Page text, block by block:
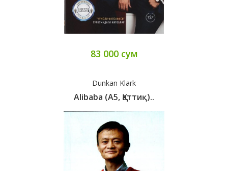
83 000 сум
Dunkan Klark
Alibaba (А5, Қаттиқ)..